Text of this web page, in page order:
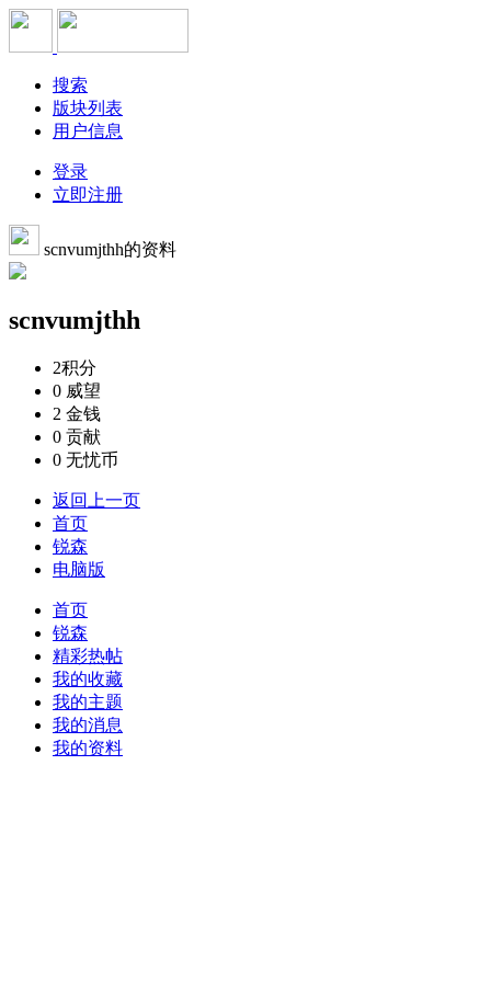
搜索
版块列表
用户信息
登录
立即注册
scnvumjthh的资料
scnvumjthh
2积分
0 威望
2 金钱
0 贡献
0 无忧币
返回上一页
首页
锐森
电脑版
首页
锐森
精彩热帖
我的收藏
我的主题
我的消息
我的资料